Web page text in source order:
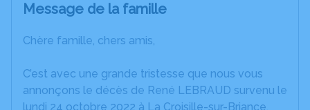
Message de la famille
Chère famille, chers amis,
C’est avec une grande tristesse que nous vous
annonçons le décès de René LEBRAUD survenu le
lundi 24 octobre 2022 à La Croisille-sur-Briance.